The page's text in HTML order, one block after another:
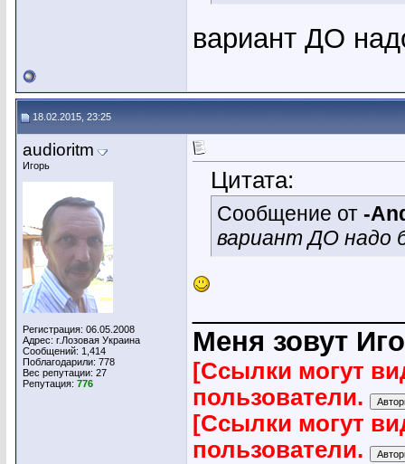
вариант ДО
18.02.2015, 23:25
audioritm
Игорь
Регистрация: 06.05.2008
Адрес: г.Лозовая Украина
Сообщений: 1,414
Поблагодарили: 778
Вес репутации: 27
Репутация: 776
Цитата:
Сообщение от -
вариант ДО надо
Меня зовут
[Ссылки могут
пользователи.
[Ссылки могут
пользователи.